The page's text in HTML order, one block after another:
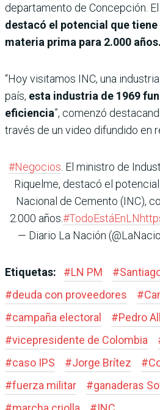
departamento de Concepción.
destacó el potencial que
materia prima para 2.000 años.
“Hoy visitamos INC, una
país, esta industria de 1969
eficiencia”, comenzó
través de un video difundido en
#Negocios . El ministro de
Riquelme, destacó el
Nacional de Cemento (INC),
2.000 años.#TodoEstáEnLN
— Diario La Nación
Etiquetas: #LN PM #
#deuda con proveedores #
#campaña electoral #Pedro
#vicepresidente de Colombia
#caso IPS #Jorge Brítez #
#fuerza militar #ganaderas